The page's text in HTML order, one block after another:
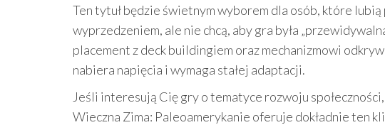
Ten tytuł będzie świetnym wyborem dla osób, które
wyprzedzeniem, ale nie chcą, aby gra była
placement z deck buildingiem oraz mechanizmowi
nabiera napięcia i wymaga stałej adaptacji.
Jeśli interesują Cię gry o tematyce rozwoju
Wieczna Zima: Paleoamerykanie oferuje dokładnie ten